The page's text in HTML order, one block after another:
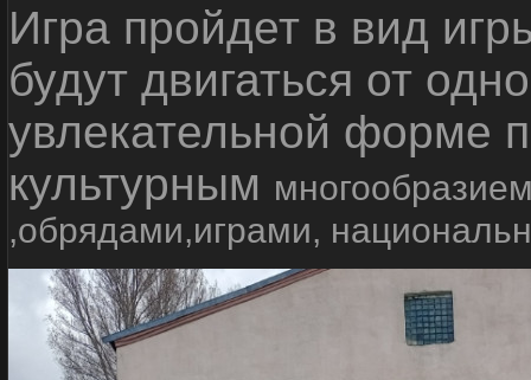
Игра пройдет в вид
будут двигаться от
увлекательной форме
культурным
,обрядами,играми,